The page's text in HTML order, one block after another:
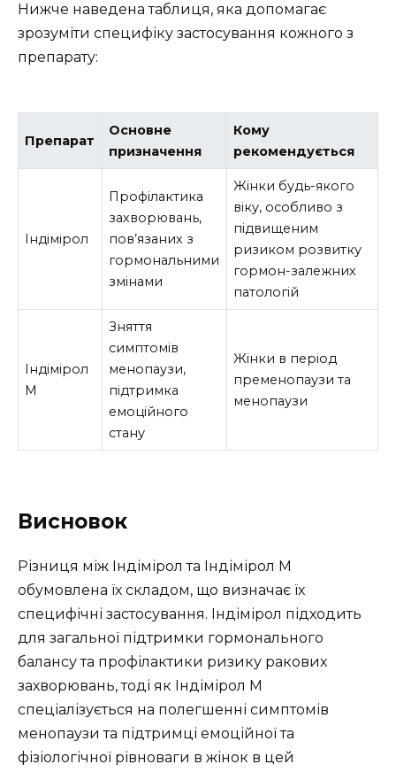
Нижче наведена таблиця, яка допомагає
зрозуміти специфіку застосування кожного з
препарату:
Препарат
Основне
призначення
Кому
рекомендується
Індімірол
Профілактика
захворювань,
пов’язаних з
гормональними
змінами
Жінки будь-якого
віку, особливо з
підвищеним
ризиком розвитку
гормон-залежних
патологій
Індімірол
М
Зняття
симптомів
менопаузи,
підтримка
емоційного
стану
Жінки в період
пременопаузи та
менопаузи
Висновок
Різниця між Індімірол та Індімірол М
обумовлена їх складом, що визначає їх
специфічні застосування. Індімірол підходить
для загальної підтримки гормонального
балансу та профілактики ризику ракових
захворювань, тоді як Індімірол М
спеціалізується на полегшенні симптомів
менопаузи та підтримці емоційної та
фізіологічної рівноваги в жінок в цей